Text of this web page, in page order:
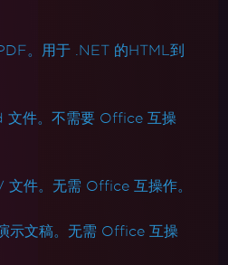
。用于 .NET 的HTML到
件。不需要 Office 互操
文件。无需 Office 互操作。
示文稿。无需 Office 互操